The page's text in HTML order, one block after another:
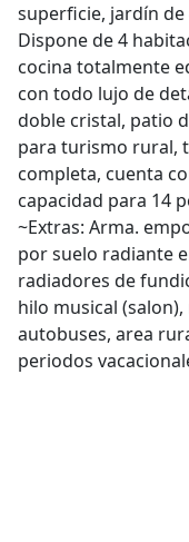
superficie, jardín de
Dispone de 4
cocina totalmente
con todo lujo de
doble cristal, patio
para turismo rural,
completa, cuenta
capacidad para 14
~Extras: Arma.
por suelo radiante
radiadores de
hilo musical
autobuses, area
periodos